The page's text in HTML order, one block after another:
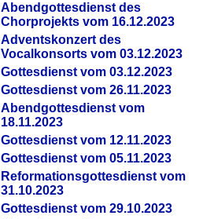
Abendgottesdienst des
Chorprojekts vom 16.12.2023
Adventskonzert des
Vocalkonsorts vom 03.12.2023
Gottesdienst vom 03.12.2023
Gottesdienst vom 26.11.2023
Abendgottesdienst vom
18.11.2023
Gottesdienst vom 12.11.2023
Gottesdienst vom 05.11.2023
Reformationsgottesdienst vom
31.10.2023
Gottesdienst vom 29.10.2023